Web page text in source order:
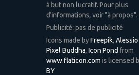
à but non lucratif. Pour plus
d'informations, voir "à propos".
Publicité: pas de publicité
Icons made byFreepik,
Pixel Buddha, Icon Pond from
www.flaticon.com is licensed
BY